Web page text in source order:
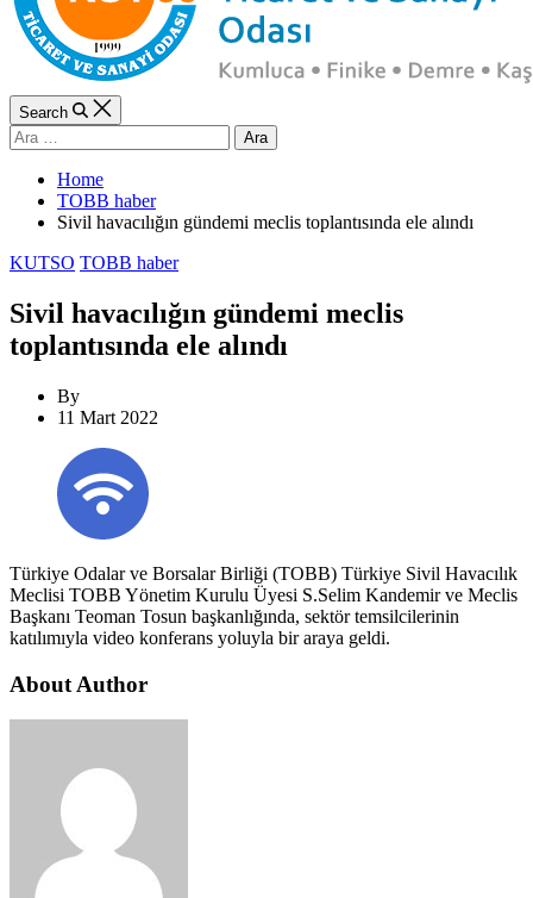
Search
Arama:
Home
TOBB haber
Sivil havacılığın gündemi meclis toplantısında ele alındı
Categories
KUTSO TOBB haber
Sivil havacılığın gündemi meclis
toplantısında ele alındı
By
11 Mart 2022
Türkiye Odalar ve Borsalar Birliği (TOBB) Türkiye Sivil Havacılık
Meclisi TOBB Yönetim Kurulu Üyesi S.Selim Kandemir ve Meclis
Başkanı Teoman Tosun başkanlığında, sektör temsilcilerinin
katılımıyla video konferans yoluyla bir araya geldi.
About Author